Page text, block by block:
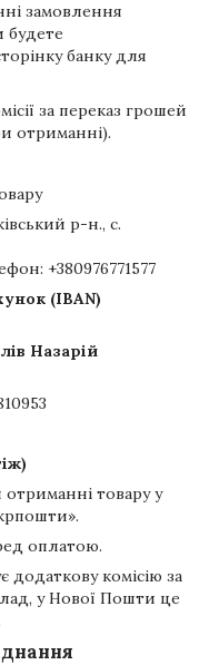
замовлення
будете
банку для
за переказ грошей
отриманні).
р-н., с.
+380976771577
(IBAN)
Назарій
товару у
оплатою.
додаткову комісію за
у Нової Пошти це